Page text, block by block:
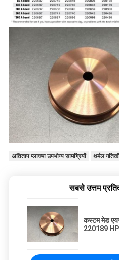
अतिताप प्लाज्मा उपभोग्य सामग्रियों थर्मल
सबसे उत्तम
कस्टम मेड एयर
220189